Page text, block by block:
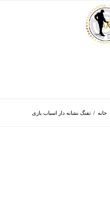
خانه / تفنگ نشانه دار اسباب بازی